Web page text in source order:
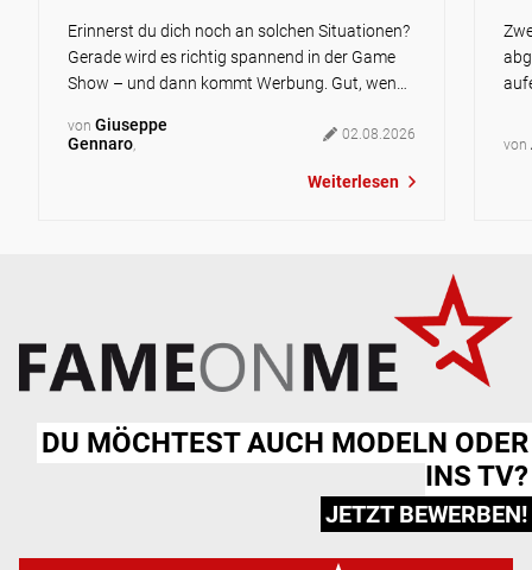
mitmachen kannst
Erinnerst du dich noch an solchen Situationen?
Gerade wird es richtig spannend in der Game
Show – und dann kommt Werbung. Gut, wenn
oder deine Snacks leer sind. Schlecht, wenn du
Heute läuft das zunehmend anders: Anstatt im
von Giuseppe
Gennaro
02.08.2026
Weiterlesen
von
DU MÖCHTEST AUCH MODELN ODER
INS TV?
JETZT BEWERBEN!